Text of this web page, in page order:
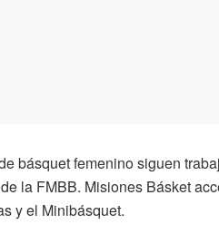
básquet femenino siguen
la FMBB. Misiones Básket
y el Minibásquet.